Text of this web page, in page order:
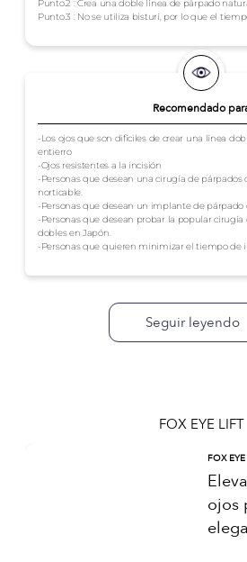
Recomendado
-Los ojos que son difíciles de crear una línea
entierro
-Ojos resistentes a la incisión
-Personas que desean una cirugía de párpados
norticable.
-Personas que desean un implante de
-Personas que desean probar la popular cirugía
dobles en Japón.
-Personas que quieren minimizar el tiempo de
Punto.2 : Crea una doble línea de párpado
Punto.3 : No se utiliza bisturí, por lo que el
Seguir leyendo
FOX EYE LIFT
FOX
ojos